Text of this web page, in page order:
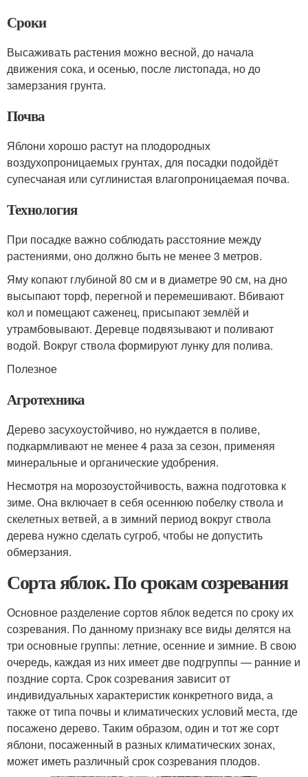
Сроки
Высаживать растения можно весной, до начала
движения сока, и осенью, после листопада, но до
замерзания грунта.
Почва
Яблони хорошо растут на плодородных
воздухопроницаемых грунтах, для посадки подойдёт
супесчаная или суглинистая влагопроницаемая почва.
Технология
При посадке важно соблюдать расстояние между
растениями, оно должно быть не менее 3 метров.
Яму копают глубиной 80 см и в диаметре 90 см, на дно
высыпают торф, перегной и перемешивают. Вбивают
кол и помещают саженец, присыпают землёй и
утрамбовывают. Деревце подвязывают и поливают
водой. Вокруг ствола формируют лунку для полива.
Полезное
Агротехника
Дерево засухоустойчиво, но нуждается в поливе,
подкармливают не менее 4 раза за сезон, применяя
минеральные и органические удобрения.
Несмотря на морозоустойчивость, важна подготовка к
зиме. Она включает в себя осеннюю побелку ствола и
скелетных ветвей, а в зимний период вокруг ствола
дерева нужно сделать сугроб, чтобы не допустить
обмерзания.
Сорта яблок. По срокам созревания
Основное разделение сортов яблок ведется по сроку их
созревания. По данному признаку все виды делятся на
три основные группы: летние, осенние и зимние. В свою
очередь, каждая из них имеет две подгруппы — ранние и
поздние сорта. Срок созревания зависит от
индивидуальных характеристик конкретного вида, а
также от типа почвы и климатических условий места, где
посажено дерево. Таким образом, один и тот же сорт
яблони, посаженный в разных климатических зонах,
может иметь различный срок созревания плодов.